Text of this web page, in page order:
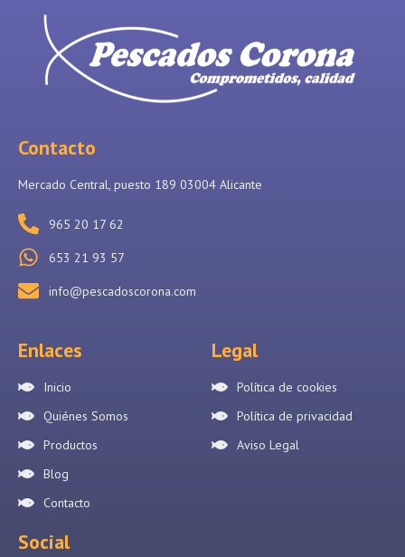
Contacto
Mercado Central, puesto 189 03004 Alicante
965 20 17 62
653 21 93 57
info@pescadoscorona.com
Enlaces
Inicio
Quiénes Somos
Productos
Blog
Contacto
Legal
Política de cookies
Política de privacidad
Aviso Legal
Social